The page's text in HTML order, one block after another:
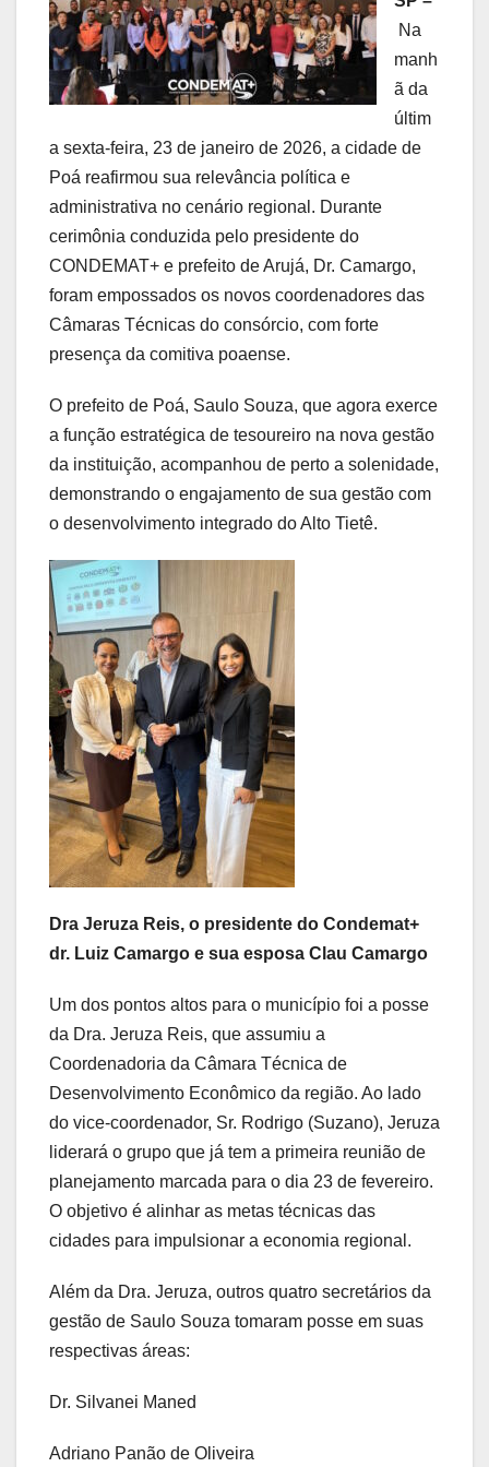
Na
manh
ã da
últim
a sexta-feira, 23 de janeiro de 2026, a cidade de
Poá reafirmou sua relevância política e
administrativa no cenário regional. Durante
cerimônia conduzida pelo presidente do
CONDEMAT+ e prefeito de Arujá, Dr. Camargo,
foram empossados os novos coordenadores das
Câmaras Técnicas do consórcio, com forte
presença da comitiva poaense.
O prefeito de Poá, Saulo Souza, que agora exerce
a função estratégica de tesoureiro na nova gestão
da instituição, acompanhou de perto a solenidade,
demonstrando o engajamento de sua gestão com
o desenvolvimento integrado do Alto Tietê.
Dra Jeruza Reis, o presidente do Condemat+
dr. Luiz Camargo e sua esposa Clau Camargo
Um dos pontos altos para o município foi a posse
da Dra. Jeruza Reis, que assumiu a
Coordenadoria da Câmara Técnica de
Desenvolvimento Econômico da região. Ao lado
do vice-coordenador, Sr. Rodrigo (Suzano), Jeruza
liderará o grupo que já tem a primeira reunião de
planejamento marcada para o dia 23 de fevereiro.
O objetivo é alinhar as metas técnicas das
cidades para impulsionar a economia regional.
Além da Dra. Jeruza, outros quatro secretários da
gestão de Saulo Souza tomaram posse em suas
respectivas áreas:
Dr. Silvanei Maned
Adriano Panão de Oliveira